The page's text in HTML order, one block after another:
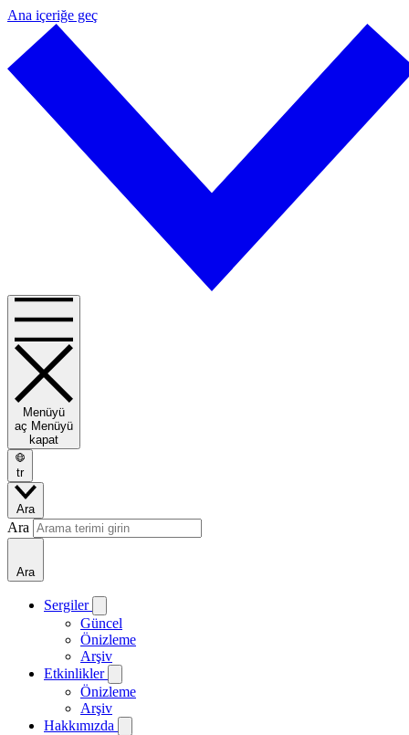
Ana içeriğe geç
Menüyü
aç Menüyü
kapat
tr
Ara
Ara
Ara
Sergiler
Güncel
Önizleme
Arşiv
Etkinlikler
Önizleme
Arşiv
Hakkımızda